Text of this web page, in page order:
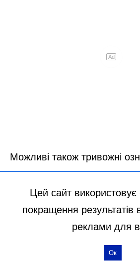
Цей сайт
покращення результатів
реклами для
Ок